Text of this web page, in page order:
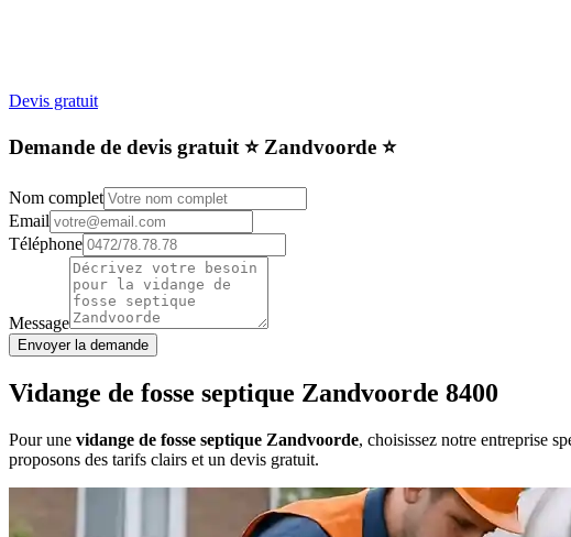
Devis gratuit
Demande de devis gratuit ⭐️ Zandvoorde ⭐️
Nom complet
Email
Téléphone
Message
Envoyer la demande
Vidange de fosse septique Zandvoorde 8400
Pour une vidange de fosse septique Zandvoorde, choisissez notre entreprise
proposons des tarifs clairs et un devis gratuit.